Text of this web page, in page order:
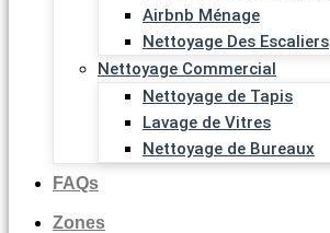
Airbnb Ménage
Nettoyage Des Escaliers
Nettoyage Commercial
Nettoyage de Tapis
Lavage de Vitres
Nettoyage de Bureaux
FAQs
Zones